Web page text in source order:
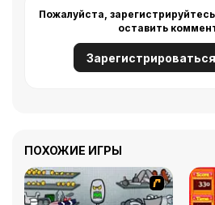
Пожалуйста,
оставить
Зарегистрироваться
ПОХОЖИЕ ИГРЫ